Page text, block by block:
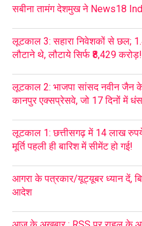
सबीना तामंग देशमुख ने News18
लूटकाल 3: सहारा निवेशकों से छल;
लौटाने थे, लौटाये सिर्फ ₹8,429 करोड़!
लूटकाल 2: भाजपा सांसद नवीन जैन
कानपुर एक्सप्रेसवे, जो 17 दिनों में
लूटकाल 1: छत्तीसगढ़ में 14 लाख रुपये
मूर्ति पहली ही बारिश में सीमेंट हो गई!
आगरा के पत्रकार/यूट्यूबर ध्यान दें,
आदेश